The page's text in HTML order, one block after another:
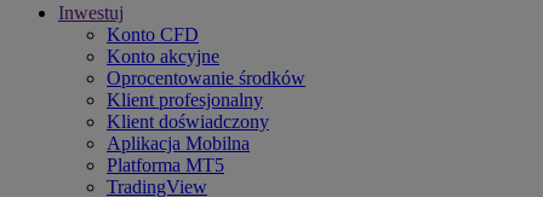
Inwestuj
Konto CFD
Konto akcyjne
Oprocentowanie środków
Klient profesjonalny
Klient doświadczony
Aplikacja Mobilna
Platforma MT5
TradingView